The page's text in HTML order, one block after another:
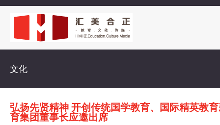
文化
弘扬先贤精神 开创传统国学教育、国际精英教
育集团董事长应邀出席